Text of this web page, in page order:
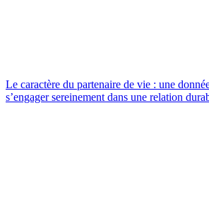
Le caractère du partenaire de vie : une
s’engager sereinement dans une relation